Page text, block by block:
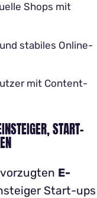
Shops mit
stabiles Online-
mit Content-
START-
E-
Start-ups